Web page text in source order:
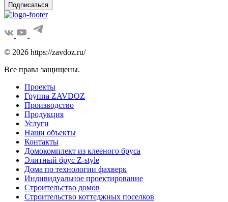
Подписаться
© 2026 https://zavdoz.ru/
Все права защищены.
Проекты
Группа ZAVDOZ
Производство
Продукция
Услуги
Наши объекты
Контакты
Домокомплект из клееного бруса
Элитный брус Z-style
Дома по технологии фахверк
Индивидуальное проектирование
Строительство домов
Строительство коттеджных поселков